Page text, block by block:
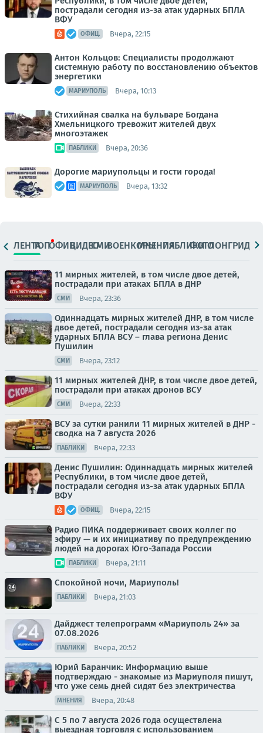
пострадали сегодня из-за атак ударных БПЛА
ВФУ
ОФИЦ. Вчера, 22:15
Антон Кольцов: Специалисты продолжают
системную работу по восстановлению объектов
энергетики
МАРИУПОЛЬ Вчера, 10:13
Стихийная свалка на бульваре Богдана
Хмельницкого тревожит жителей двух
многоэтажек
ПАБЛИКИ Вчера, 20:36
Дорогие мариупольцы и гости города!
МАРИУПОЛЬ Вчера, 13:32
ЛЕНТАТОПОФИЦ.ВИДЕОСМИВОЕНКОРЫМНЕНИЯПАБЛИКИ
ФОТОЛОНГРИДЫ
11 мирных жителей, в том числе двое детей,
пострадали при атаках БПЛА в ДНР
СМИ Вчера, 23:36
Одиннадцать мирных жителей ДНР, в том числе
двое детей, пострадали сегодня из-за атак
ударных БПЛА ВСУ – глава региона Денис
Пушилин
СМИ Вчера, 23:12
11 мирных жителей ДНР, в том числе двое детей,
пострадали при атаках дронов ВСУ
СМИ Вчера, 22:33
ВСУ за сутки ранили 11 мирных жителей в ДНР -
сводка на 7 августа 2026
ПАБЛИКИ Вчера, 22:33
Денис Пушилин: Одиннадцать мирных жителей
Республики, в том числе двое детей,
пострадали сегодня из-за атак ударных БПЛА
ВФУ
ОФИЦ. Вчера, 22:15
Радио ПИКА поддерживает своих коллег по
эфиру — и их инициативу по предупреждению
людей на дорогах Юго-Запада России
ПАБЛИКИ Вчера, 21:11
Спокойной ночи, Мариуполь!
ПАБЛИКИ Вчера, 21:03
Дайджест телепрограмм «Мариуполь 24» за
07.08.2026
ПАБЛИКИ Вчера, 20:52
Юрий Баранчик: Информацию выше
подтверждаю - знакомые из Мариуполя пишут,
что уже семь дней сидят без электричества
МНЕНИЯ Вчера, 20:48
С 5 по 7 августа 2026 года осуществлена
выездная торговля с использованием